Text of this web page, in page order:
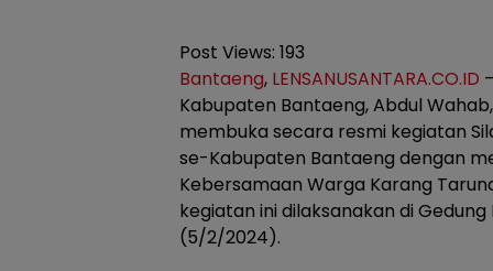
Post Views: 193
Bantaeng, LENSANUSANTARA.CO.ID
Kabupaten Bantaeng, Abdul
membuka secara resmi kegiatan
se-Kabupaten Bantaeng dengan
Kebersamaan Warga Karang
kegiatan ini dilaksanakan di
(5/2/2024).